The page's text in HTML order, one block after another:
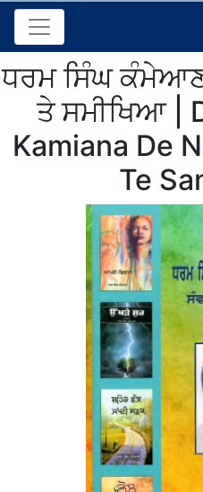
ਧਰਮ ਸਿੰਘ
ਤੇ ਸਮੀਖਿਆ |
Kamiana De
Te